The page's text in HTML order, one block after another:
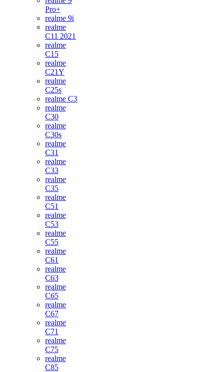
Pro+
realme 9i
realme
C11 2021
realme
C15
realme
C21Y
realme
C25s
realme C3
realme
C30
realme
C30s
realme
C31
realme
C33
realme
C35
realme
C51
realme
C53
realme
C55
realme
C61
realme
C63
realme
C65
realme
C67
realme
C71
realme
C75
realme
C85